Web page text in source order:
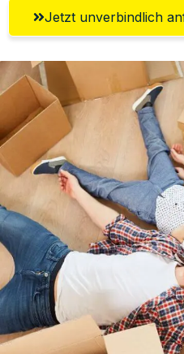
Jetzt unverbindlich